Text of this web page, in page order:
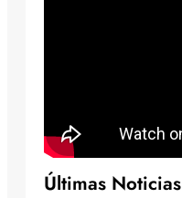
Últimas Noticias